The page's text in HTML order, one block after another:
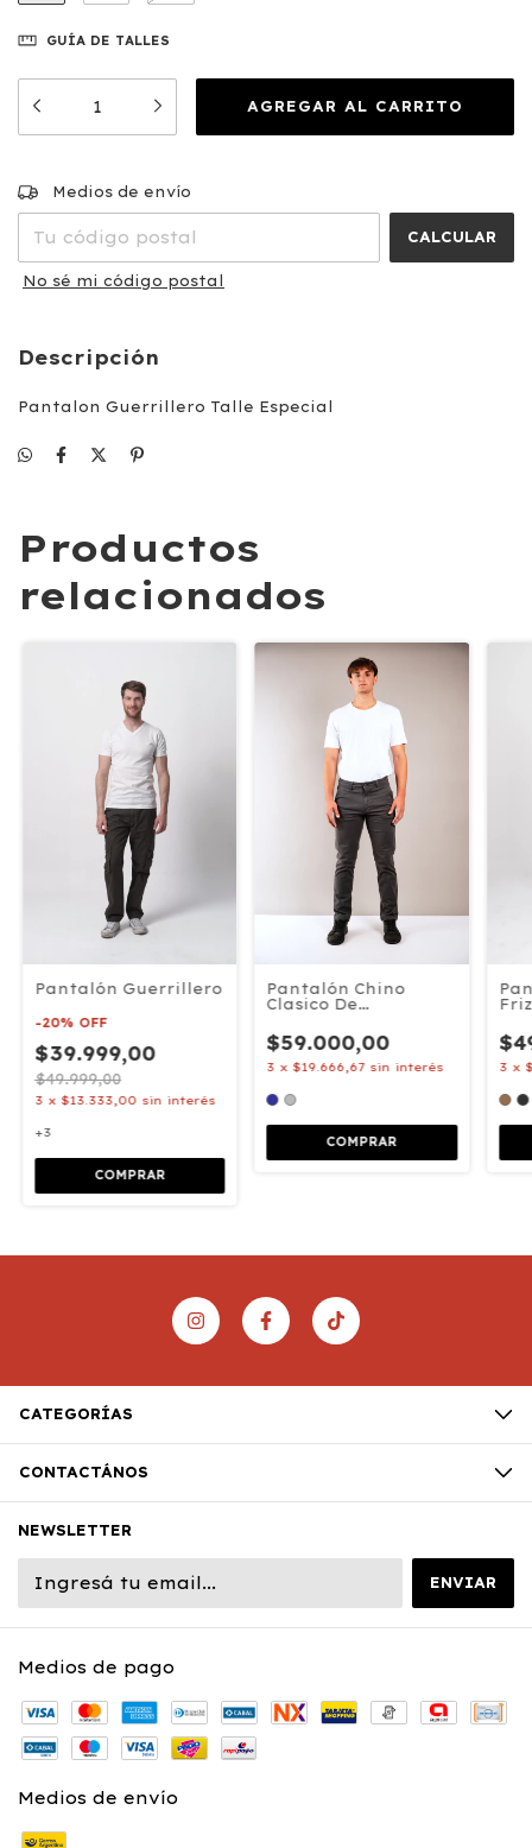
GUÍA DE TALLES
Entregas para el CP:
Medios de envío
CALCULAR
No sé mi código postal
Descripción
Pantalon Guerrillero Talle Especial
Productos
relacionados
Pantalón Guerrillero
-20% OFF
$39.999,00
$49.999,00
3 x $13.333,00 sin interés
+3
COMPRAR
Pantalón Chino
Clasico De
$59.000,00
3 x$19.666,67 sin interés
COMPRAR
3 x
CATEGORÍAS
CONTACTÁNOS
NEWSLETTER
Medios de pago
Medios de envío